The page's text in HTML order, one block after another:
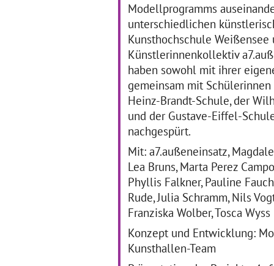
Modellprogramms
unterschiedlichen
Kunsthochschule
Künstlerinnenkollektiv
haben sowohl mit ihrer
gemeinsam mit
Heinz-Brandt-Schule, der
und der Gustave-Eiffel-
nachgespürt.
Mit: a7.außeneinsatz,
Lea Bruns, Marta Perez
Phyllis Falkner, Pauline
Rude, Julia Schramm, Nils
Franziska Wolber, Tosca Wyss
Konzept und Entwicklung:
Kunsthallen-Team
Kulturwandertag 2019
des Johann-Gottfried-
Herder-Gymnasiums –
Wo geht´s denn jetzt
zur Kunst?
29.05.2019–29.05.2019
Kulturwandertag 2019 des
Gymnasiums – Wo geht´s
denn jetzt zur Kunst?
… mehr